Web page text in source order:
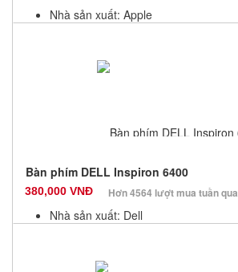
Nhà sản xuất: Apple
Số lượng: 10
Bàn phím DELL Inspiron 6400
380,000 VNĐ Hơn 4564 lượt mua tuần qua
Nhà sản xuất: Dell
Số lượng: 10